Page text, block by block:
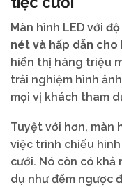
Màn hình LED với
nét và hấp dẫn cho
hiển thị hàng triệu
trải nghiệm hình
mọi vị khách tham
Tuyệt với hơn, màn
việc trình chiếu
cưới. Nó còn có khả
dụ như đếm ngược